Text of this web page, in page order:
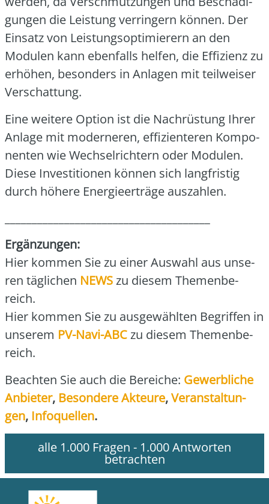
gun­gen die Leis­tung ver­rin­gern kön­nen. Der
Ein­satz von Leis­tungs­op­ti­mie­rern an den
Modu­len kann eben­falls hel­fen, die Effi­zi­enz zu
erhö­hen, beson­ders in Anla­gen mit teil­wei­ser
Ver­schat­tung.
Eine wei­te­re Opti­on ist die Nach­rüs­tung Ihrer
Anla­ge mit moder­ne­ren, effi­zi­en­te­ren Kom­po­
nen­ten wie Wech­sel­rich­tern oder Modu­len.
Die­se Inves­ti­tio­nen kön­nen sich lang­fris­tig
durch höhe­re Ener­gie­er­trä­ge aus­zah­len.
Ergän­zun­gen:
Hier kom­men Sie zu einer Aus­wahl aus unse­
ren täg­li­chen NEWSzu die­sem The­men­be­
reich.
Hier kom­men Sie zu aus­ge­wähl­ten Begrif­fen in
unse­rem PV-Navi-ABCzu die­sem The­men­be­
reich.
Beach­ten Sie auch die Berei­che: Gewerb­li­che
Anbie­ter, Beson­de­re Akteu­re,Ver­an­stal­tun­
gen, Info­quel­len.
alle 1.000 Fragen - 1.000 Antworten
betrachten